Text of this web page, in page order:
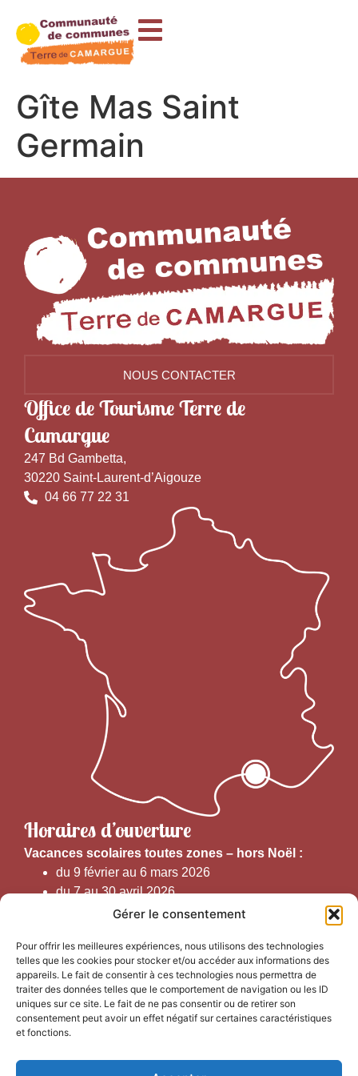
Gérer le consentement
Pour offrir les meilleures expériences, nous utilisons des technologies
telles que les cookies pour stocker et/ou accéder aux informations des
appareils. Le fait de consentir à ces technologies nous permettra de
traiter des données telles que le comportement de navigation ou les ID
uniques sur ce site. Le fait de ne pas consentir ou de retirer son
consentement peut avoir un effet négatif sur certaines caractéristiques
et fonctions.
principal
Gîte Mas Saint
Germain
NOUS CONTACTER
Office de Tourisme Terre de
Camargue
247 Bd Gambetta,
30220 Saint-Laurent-d’Aigouze
04 66 77 22 31
Horaires d’ouverture
Vacances scolaires toutes zones – hors Noël :
du 9 février au 6 mars 2026
du 7 au 30 avril 2026
du 1er juin au 30 septembre 2026
Horaires d’ouverture au public :
Du 1er septembre au 30 juin 2026 (hors juillet et août)
du lundi au vendredi de 9h50 à 12h30 et de